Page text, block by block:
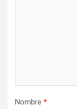
Nombre *